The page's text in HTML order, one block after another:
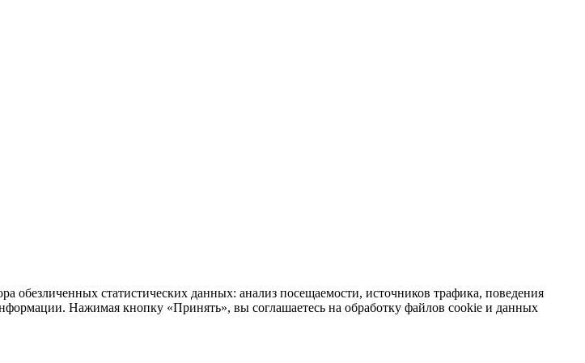
обезличенных статистических данных: анализ посещаемости, источников трафика, поведения
Нажимая кнопку «Принять», вы соглашаетесь на обработку файлов cookie и данных